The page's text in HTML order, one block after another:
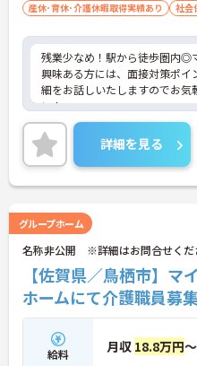
産休･育休･介護休暇取得実績あり
社会
残業少なめ！駅から徒歩圏内◎
興味ある方には、面接対策ポイ
細をお話しいたしますのでお気
い！
詳細を見る
グループホーム
名称非公開 ※詳細はお問合せくだ
【佐賀県／鳥栖市】
ホームにて介護職員募
給料 月収 18.8万円